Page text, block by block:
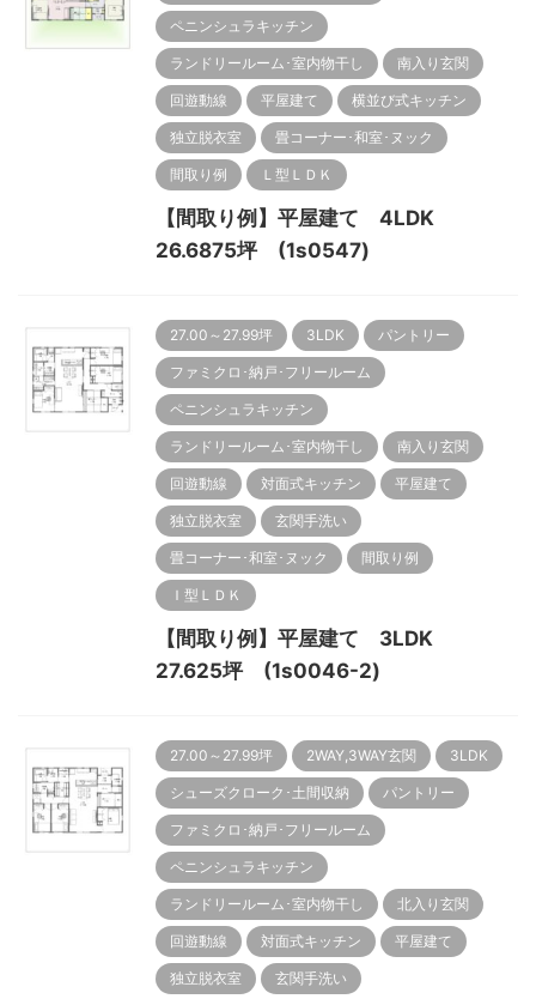
ペニンシュラキッチン
ランドリールーム･室内物干し 南入り玄関
回遊動線 平屋建て 横並び式キッチン
独立脱衣室 畳コーナー･和室･ヌック
間取り例 Ｌ型ＬＤＫ
【間取り例】平屋建て 4LDK
26.6875坪 (1s0547)
27.00～27.99坪 3LDK パントリー
ファミクロ･納戸･フリールーム
ペニンシュラキッチン
ランドリールーム･室内物干し 南入り玄関
回遊動線 対面式キッチン 平屋建て
独立脱衣室 玄関手洗い
畳コーナー･和室･ヌック 間取り例
Ｉ型ＬＤＫ
【間取り例】平屋建て 3LDK
27.625坪 (1s0046-2)
27.00～27.99坪 2WAY,3WAY玄関 3LDK
シューズクローク･土間収納 パントリー
ファミクロ･納戸･フリールーム
ペニンシュラキッチン
ランドリールーム･室内物干し 北入り玄関
回遊動線 対面式キッチン 平屋建て
独立脱衣室 玄関手洗い